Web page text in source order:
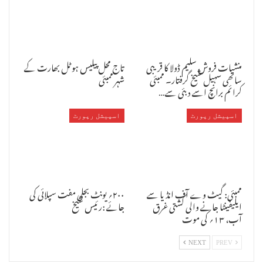
گزشتہ چار سالوں میں کچھ نہیں کیا ، عوام کو زبردست دھوکہ دیا ۔ اس لئے
اب عوام کو درپیش بنیادی مسائل پربات کرنے کی بجائے بی جے پی وشیوسینا
رام کے نام پر سیاست کرکے لوگوں کے ووٹ حاصل کرنے کی کوشش میں ہیں ۔
جذباتی باتوں سے لوگوں کو گمراہ کیا جارہا ہے ۔ اشوک چوہان نے ملک میں
فساد کے اندیشے کا اظہار کرتے ہوئے کہا کہ یہ حکومت لوگوں کے مذہبی
جذبات کو بھڑ کا کر فساد برپا کرنے کی تیاری کررہی ہے ۔ اس فرقہ پرست
منشیات فروش سلیم ڈولا کا قریبی
ساتھی سہیل شیخ گرفتار۔ ممبئی
کرائم برانچ اسے دبئی سے…
تاج محل پیلیس ہوٹل بھارت کے
شہر ممبئی
اسپیشل رپورٹ
ممبئی: گیٹ وے آف انڈیا سے
ایلیفینٹا جانے والی کشتی غرق
آب، ۱۳؍ کی موت
اسپیشل رپورٹ
۲۰۰؍ یونٹ بجلی مفت سپلائی کی
جائے :رئیس شیخ
NEXT